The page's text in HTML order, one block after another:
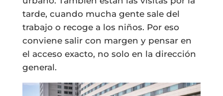
tarde, cuando mucha gente sale del
trabajo o recoge a los niños. Por eso
conviene salir con margen y pensar en
el acceso exacto, no solo en la dirección
general.